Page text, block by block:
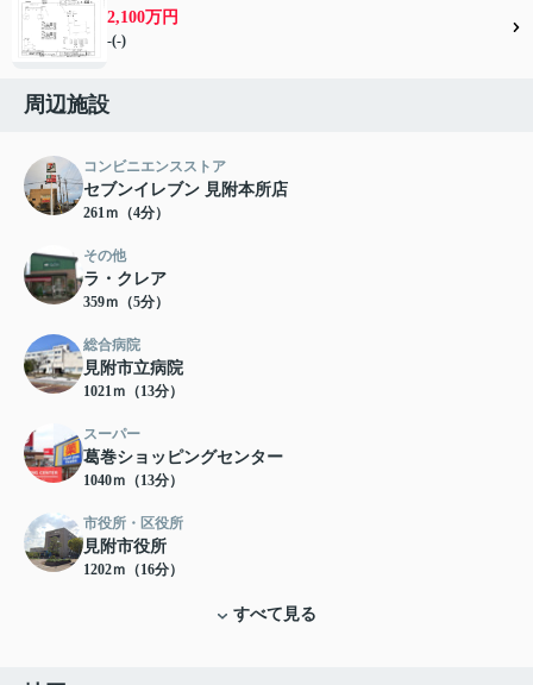
2,100万円
-(-)
周辺施設
コンビニエンスストア
セブンイレブン 見附本所店
261ｍ（4分）
その他
ラ・クレア
359ｍ（5分）
総合病院
見附市立病院
1021ｍ（13分）
スーパー
葛巻ショッピングセンター
1040ｍ（13分）
市役所・区役所
見附市役所
1202ｍ（16分）
すべて見る